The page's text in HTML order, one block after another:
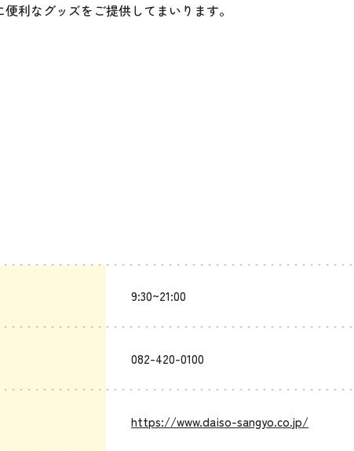
利なグッズをご提供してまいります。
9:30~21:00
082-420-0100
https://www.daiso-sangyo.co.jp/